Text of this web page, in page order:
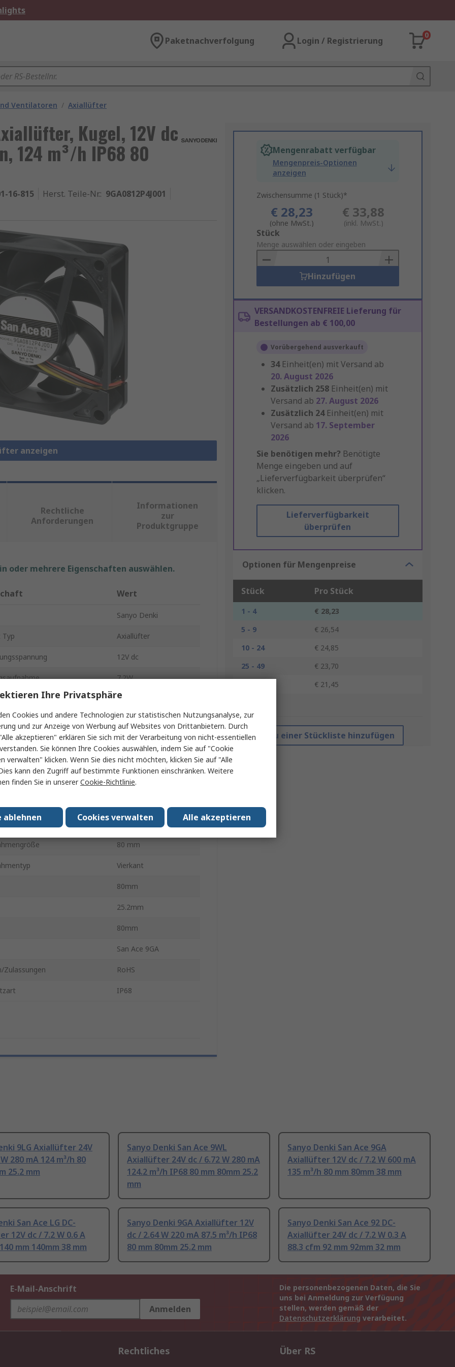
Paketnachverfolgung Login / Registrierung
0
Ventilatoren / Axiallüfter
Kugel, 12V dc
124 m³/h IP68 80
16-815 Herst. Teile-Nr.: 9GA0812P4J001
anzeigen
Mengenrabatt verfügbar
Mengenpreis-Optionen
anzeigen
Zwischensumme (1 Stück)*
€ 28,23
(ohne MwSt.)
€ 33,88
(inkl. MwSt.)
Add
to
Basket
Stück
Menge auswählen oder eingeben
Hinzufügen
VERSANDKOSTENFREIE Lieferung für
Bestellungen ab € 100,00
Vorübergehend ausverkauft
34 Einheit(en) mit Versand ab
20. August 2026
Zusätzlich 258 Einheit(en) mit
Versand ab 27. August 2026
Zusätzlich 24 Einheit(en) mit
Versand ab 17. September
2026
Sie benötigen mehr? Benötigte
Menge eingeben und auf
„Lieferverfügbarkeit überprüfen“
klicken.
Lieferverfügbarkeit
überprüfen
Optionen für Mengenpreise
Stück Pro Stück
1 - 4
€ 28,23
5 - 9
€ 26,54
10 - 24
€ 24,85
25 - 49
€ 23,70
€ 21,45
Zu einer Stückliste hinzufügen
Rechtliche
Anforderungen
Informationen
zur
Produktgruppe
oder mehrere Eigenschaften auswählen.
Wert
Sanyo Denki
Typ Axiallüfter
12V dc
7.2W
Stromstärke 600mA
124m³/h
48dBA
7400U/min
Rückwärts
80 mm
Vierkant
80mm
25.2mm
80mm
San Ace 9GA
Zulassungen RoHS
IP68
9LG Axiallüfter 24V
280 mA 124 m³/h 80
25.2 mm
Sanyo Denki San Ace 9WL
Axiallüfter 24V dc / 6.72 W 280 mA
124.2 m³/h IP68 80 mm 80mm 25.2
mm
Sanyo Denki San Ace 9GA
Axiallüfter 12V dc / 7.2 W 600 mA
135 m³/h 80 mm 80mm 38 mm
San Ace LG DC-
12V dc / 7.2 W 0.6 A
mm 140mm 38 mm
Sanyo Denki 9GA Axiallüfter 12V
dc / 2.64 W 220 mA 87.5 m³/h IP68
80 mm 80mm 25.2 mm
Sanyo Denki San Ace 92 DC-
Axiallüfter 24V dc / 7.2 W 0.3 A
88.3 cfm 92 mm 92mm 32 mm
E-Mail-Anschrift
Anmelden
Die personenbezogenen Daten, die Sie
uns bei Anmeldung zur Verfügung
stellen, werden gemäß der
Datenschutzerklärung verarbeitet.
Rechtliches Über RS
Ihre Privatsphäre
Cookies und andere Technologien zur statistischen Nutzungsanalyse, zur
und zur Anzeige von Werbung auf Websites von Drittanbietern. Durch
akzeptieren" erklären Sie sich mit der Verarbeitung von nicht-essentiellen
Sie können Ihre Cookies auswählen, indem Sie auf "Cookie
verwalten" klicken. Wenn Sie dies nicht möchten, klicken Sie auf "Alle
kann den Zugriff auf bestimmte Funktionen einschränken. Weitere
finden Sie in unsererCookie-Richtlinie.
Alle akzeptieren
Cookies verwalten
ablehnen